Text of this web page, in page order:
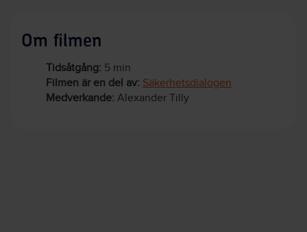
Om filmen
Tidsåtgång: 5 min
Filmen är en del av: Säkerhetsdialogen
Medverkande: Alexander Tilly